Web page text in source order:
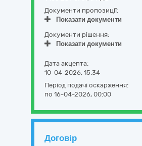
Документи пропозиції:
Показати документи
Документи рішення:
Показати документи
Дата акцепта:
10-04-2026, 15:34
Період подачі оскарження:
по 16-04-2026, 00:00
Договір